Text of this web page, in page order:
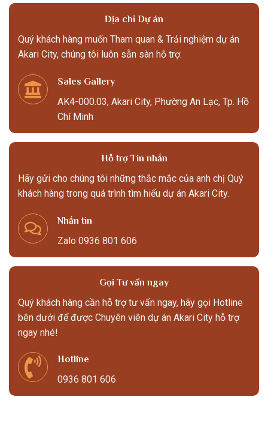
Địa chỉ Dự án
Quý khách hàng muốn Tham quan & Trải nghiệm dự án
Akari City, chúng tôi luôn sẵn sàn hỗ trợ.
Sales Gallery
AK4-000.03, Akari City, Phường An Lạc, Tp. Hồ
Chí Minh
Hỗ trợ Tin nhắn
Hãy gửi cho chúng tôi những thắc mắc của anh chị Quý
khách hàng trong quá trình tìm hiểu dự án Akari City.
Nhắn tin
Zalo 0936 801 606
Gọi Tư vấn ngay
Quý khách hàng cần hỗ trợ tư vấn ngay, hãy gọi Hotline
bên dưới để được Chuyên viên dự án Akari City hỗ trợ
ngay nhé!
Hotline
0936 801 606